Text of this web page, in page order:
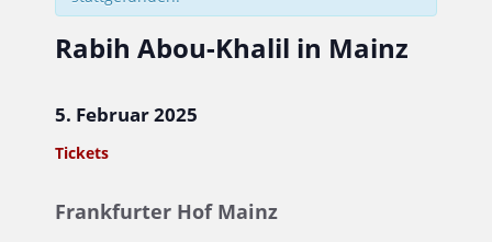
Rabih Abou-Khalil in Mainz
5. Februar 2025
Tickets
Frankfurter Hof Mainz